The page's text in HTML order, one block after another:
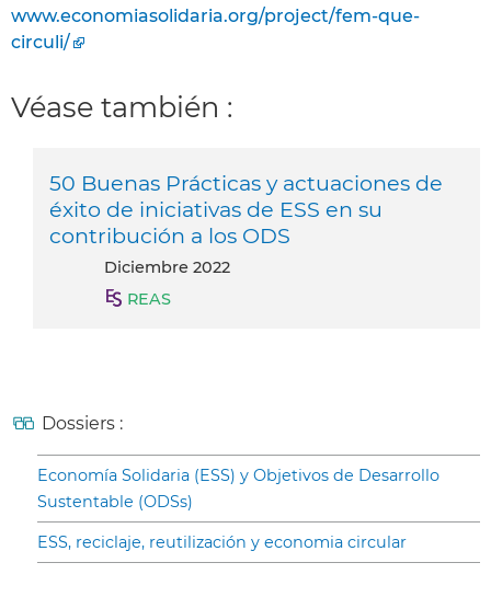
www.economiasolidaria.org/project/fem-que-
circuli/
Véase también :
50 Buenas Prácticas y actuaciones de
éxito de iniciativas de ESS en su
contribución a los ODS
diciembre 2022
REAS
Dossiers :
Economía Solidaria (ESS) y Objetivos de Desarrollo
Sustentable (ODSs)
ESS, reciclaje, reutilización y economia circular